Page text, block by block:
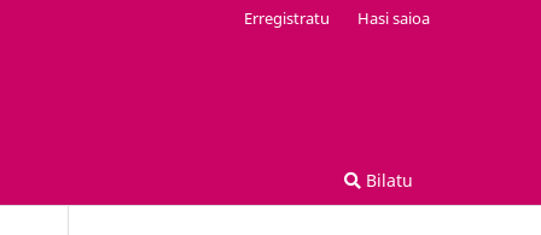
Bilatu
Erregistratu Hasi saioa